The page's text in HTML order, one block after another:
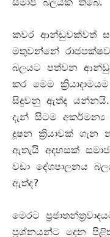
කවර ආන්ඩුවක්වත්
මතුවන්නේ
බලයට පත්වන
කර මෙම
සිදුවනු ඇත්ද යන්නයි.
දැන් සිටම
දූෂන ක්‍රියාවක්
ඇතැයි අදහසක්
වඩා දේශපාලනය
ඇත්ද?
මෙරට
ප්‍රශ්නයන්ට දෙන